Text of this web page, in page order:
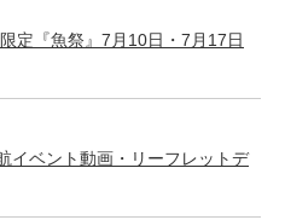
定『魚祭』7月10日・7月17日
ベント動画・リーフレットデ